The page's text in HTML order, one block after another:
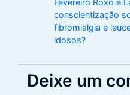
Fevereiro Roxo e
conscientização
fibromialgia e
idosos?
Deixe um